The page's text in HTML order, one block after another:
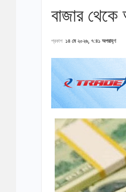
বাজার
প্রকাশ ১৪ মে ২০২৬, ৭:৪১ অপরাহ্ণ